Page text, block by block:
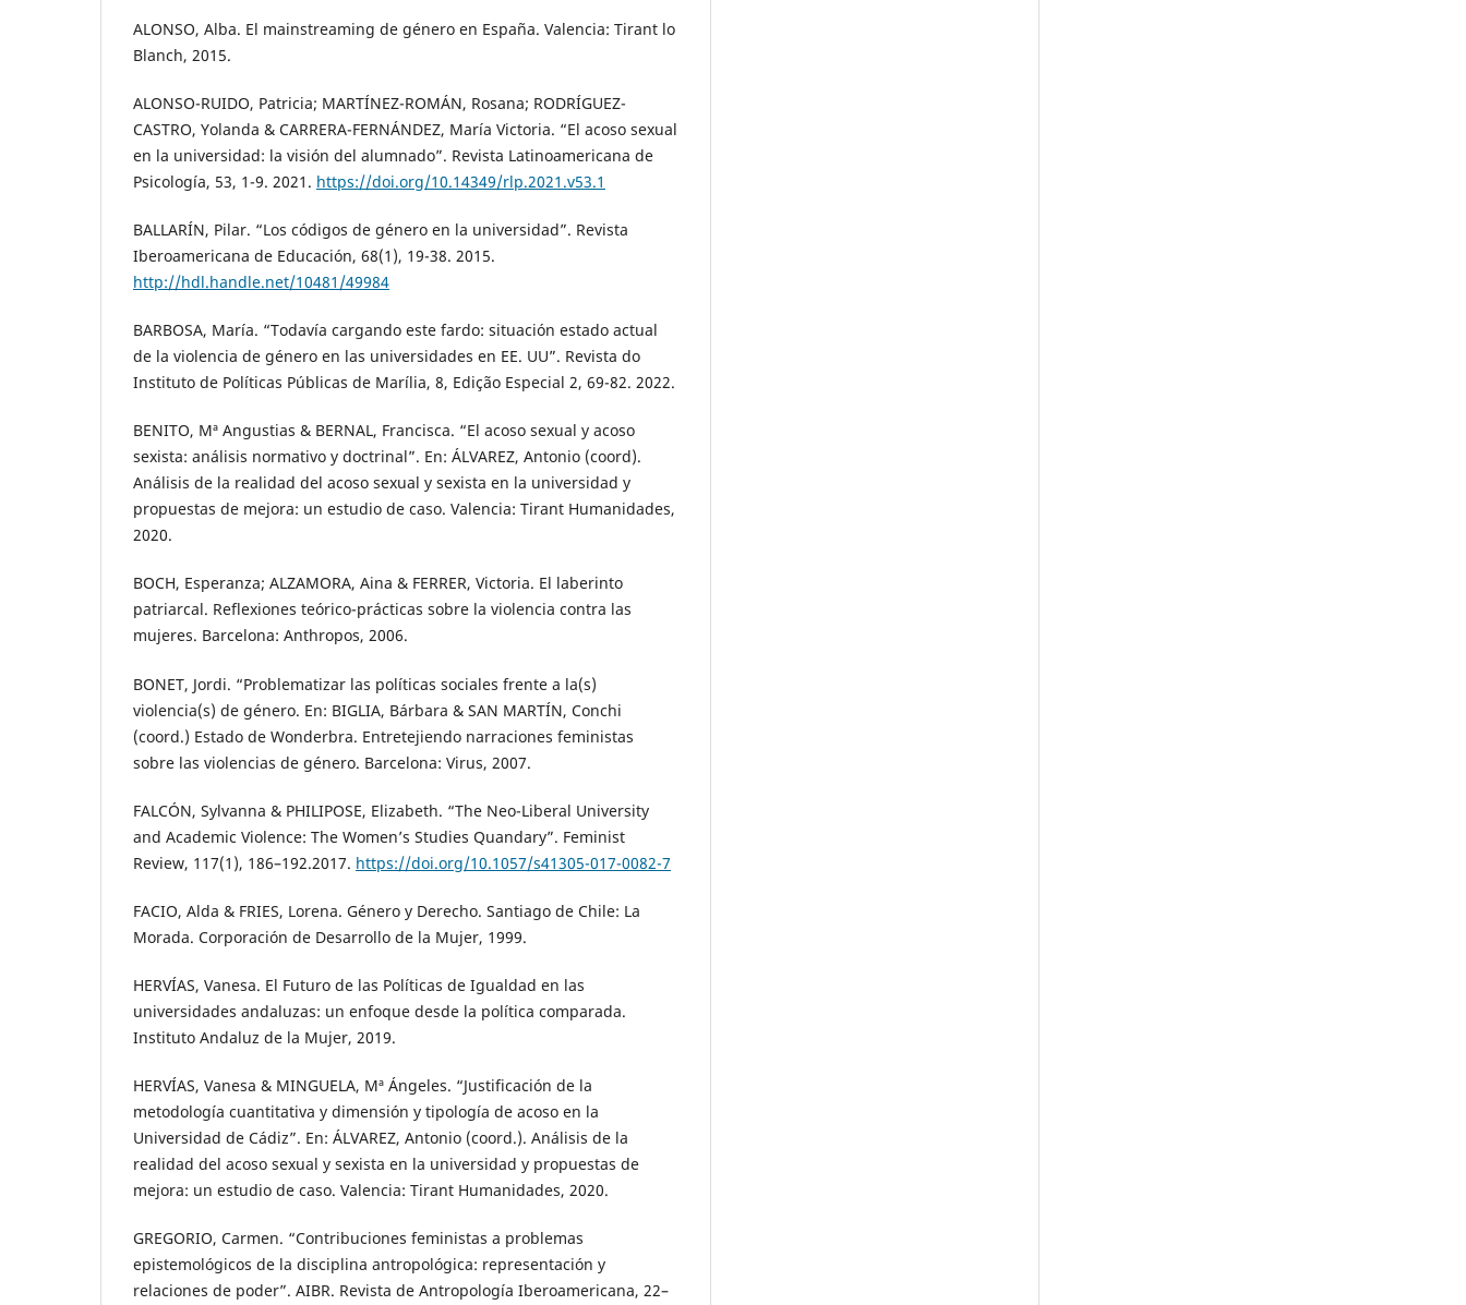
ALONSO, Alba. El mainstreaming de género en España. Valencia: Tirant lo
Blanch, 2015.
ALONSO-RUIDO, Patricia; MARTÍNEZ-ROMÁN, Rosana; RODRÍGUEZ-
CASTRO, Yolanda & CARRERA-FERNÁNDEZ, María Victoria. “El acoso sexual
en la universidad: la visión del alumnado”. Revista Latinoamericana de
Psicología, 53, 1-9. 2021. https://doi.org/10.14349/rlp.2021.v53.1
BALLARÍN, Pilar. “Los códigos de género en la universidad”. Revista
Iberoamericana de Educación, 68(1), 19-38. 2015.
http://hdl.handle.net/10481/49984
BARBOSA, María. “Todavía cargando este fardo: situación estado actual
de la violencia de género en las universidades en EE. UU”. Revista do
Instituto de Políticas Públicas de Marília, 8, Edição Especial 2, 69-82. 2022.
BENITO, Mª Angustias & BERNAL, Francisca. “El acoso sexual y acoso
sexista: análisis normativo y doctrinal”. En: ÁLVAREZ, Antonio (coord).
Análisis de la realidad del acoso sexual y sexista en la universidad y
propuestas de mejora: un estudio de caso. Valencia: Tirant Humanidades,
2020.
BOCH, Esperanza; ALZAMORA, Aina & FERRER, Victoria. El laberinto
patriarcal. Reflexiones teórico-prácticas sobre la violencia contra las
mujeres. Barcelona: Anthropos, 2006.
BONET, Jordi. “Problematizar las políticas sociales frente a la(s)
violencia(s) de género. En: BIGLIA, Bárbara & SAN MARTÍN, Conchi
(coord.) Estado de Wonderbra. Entretejiendo narraciones feministas
sobre las violencias de género. Barcelona: Virus, 2007.
FALCÓN, Sylvanna & PHILIPOSE, Elizabeth. “The Neo-Liberal University
and Academic Violence: The Women’s Studies Quandary”. Feminist
Review, 117(1), 186–192.2017. https://doi.org/10.1057/s41305-017-0082-7
FACIO, Alda & FRIES, Lorena. Género y Derecho. Santiago de Chile: La
Morada. Corporación de Desarrollo de la Mujer, 1999.
HERVÍAS, Vanesa. El Futuro de las Políticas de Igualdad en las
universidades andaluzas: un enfoque desde la política comparada.
Instituto Andaluz de la Mujer, 2019.
HERVÍAS, Vanesa & MINGUELA, Mª Ángeles. “Justificación de la
metodología cuantitativa y dimensión y tipología de acoso en la
Universidad de Cádiz”. En: ÁLVAREZ, Antonio (coord.). Análisis de la
realidad del acoso sexual y sexista en la universidad y propuestas de
mejora: un estudio de caso. Valencia: Tirant Humanidades, 2020.
GREGORIO, Carmen. “Contribuciones feministas a problemas
epistemológicos de la disciplina antropológica: representación y
relaciones de poder”. AIBR. Revista de Antropología Iberoamericana, 22–